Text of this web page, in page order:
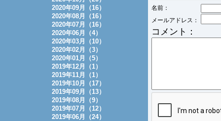
名前：
メールアドレス：
コメント：
2020年09月（16）
2020年08月（16）
2020年07月（16）
2020年06月（4）
2020年03月（10）
2020年02月（3）
2020年01月（5）
2019年12月（1）
2019年11月（1）
2019年10月（17）
2019年09月（13）
2019年08月（9）
2019年07月（12）
2019年06月（24）